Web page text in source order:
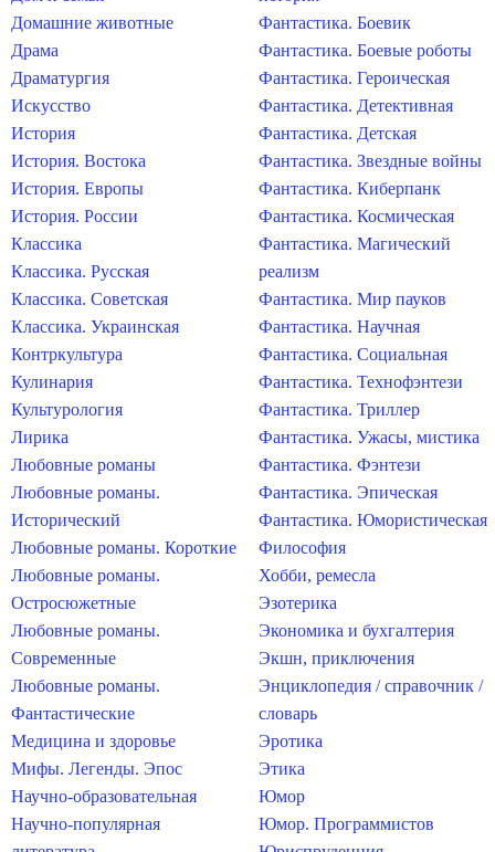
Домашние животные
Драма
Драматургия
Искусство
История
История. Востока
История. Европы
История. России
Классика
Классика. Русская
Классика. Советская
Классика. Украинская
Контркультура
Кулинария
Культурология
Лирика
Любовные романы
Любовные романы.
Исторический
Любовные романы. Короткие
Любовные романы.
Остросюжетные
Любовные романы.
Современные
Любовные романы.
Фантастические
Медицина и здоровье
Мифы. Легенды. Эпос
Научно-образовательная
Научно-популярная
Фантастика. Боевик
Фантастика. Боевые роботы
Фантастика. Героическая
Фантастика. Детективная
Фантастика. Детская
Фантастика. Звездные войны
Фантастика. Киберпанк
Фантастика. Космическая
Фантастика. Магический
реализм
Фантастика. Мир пауков
Фантастика. Научная
Фантастика. Социальная
Фантастика. Технофэнтези
Фантастика. Триллер
Фантастика. Ужасы, мистика
Фантастика. Фэнтези
Фантастика. Эпическая
Фантастика. Юмористическая
Философия
Хобби, ремесла
Эзотерика
Экономика и бухгалтерия
Экшн, приключения
Энциклопедия / справочник /
словарь
Эротика
Этика
Юмор
Юмор. Программистов